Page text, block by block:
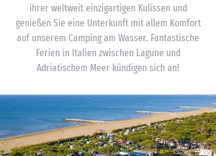
ihrer weltweit einzigartigen Kulissen und
genießen Sie eine Unterkunft mit allem Komfort
auf unserem Camping am Wasser. Fantastische
Ferien in Italien zwischen Lagune und
Adriatischem Meer kündigen sich an!